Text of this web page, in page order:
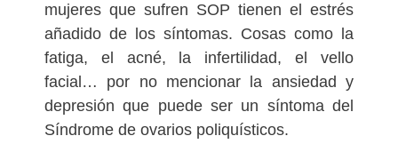
mujeres que sufren SOP tienen el estrés
añadido de los síntomas. Cosas como la
fatiga, el acné, la infertilidad, el vello
facial… por no mencionar la ansiedad y
depresión que puede ser un síntoma del
Síndrome de ovarios poliquísticos.